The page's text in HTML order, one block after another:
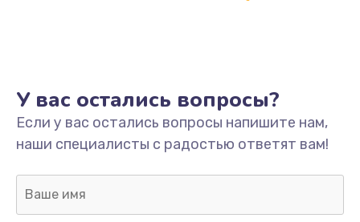
Модернизация
2100 руб.
У вас остались вопросы?
Если у вас остались вопросы напишите нам,
наши специалисты с радостью ответят вам!